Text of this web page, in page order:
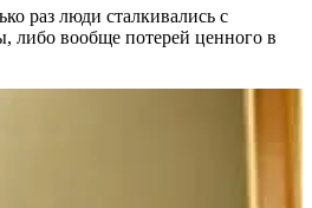
раз люди сталкивались с
либо вообще потерей ценного в